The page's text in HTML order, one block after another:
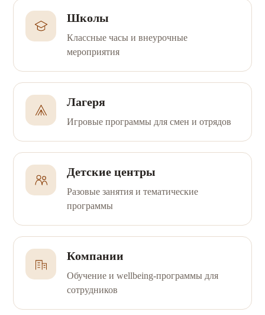
Школы
Классные часы и внеурочные
мероприятия
Лагеря
Игровые программы для смен и отрядов
Детские центры
Разовые занятия и тематические
программы
Компании
Обучение и wellbeing-программы для
сотрудников